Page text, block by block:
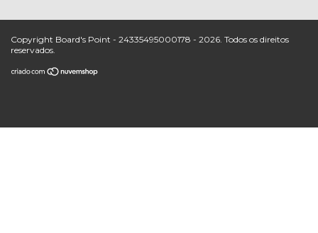
Copyright Board's Point - 24335495000178 - 2026. Todos os direitos
reservados.